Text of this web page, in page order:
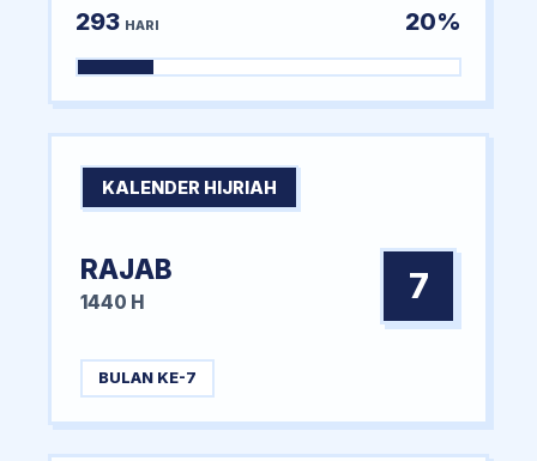
293 HARI 20%
KALENDER HIJRIAH
RAJAB
1440 H 7
BULAN KE-7